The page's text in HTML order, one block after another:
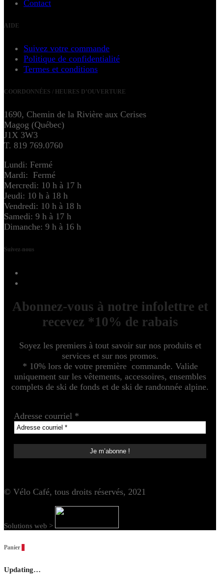
Contact
AIDE
Suivez votre commande
Politique de confidentialité
Termes et conditions
COORDONNÉES / HEURES D’OUVERTURE
1690, Chemin de la Rivière aux Cerises
Magog (Québec)
J1X 3W3
T. 819 769.0760
Lundi: Fermé
Mardi: Fermé
Mercredi: 10 h à 17 h
Jeudi: 10 h à 18 h
Vendredi: 10 h à 18 h
Samedi: 9 h à 17 h
Dimanche: 9 h à 16 h
Suivez-nous
Abonnez-vous à notre infolettre et
recevez *10% de rabais
Soyez les premiers à tout savoir sur nos produits et
services et sur nos promos.
* 10% lors de votre première commande. Valide
uniquement sur les vêtements, accessoires, ensembles
complets de ski de fonds et de ski de randonnée alpine.
Adresse courriel *
© Vélo Café, tous droits réservés, 2021
Solutions web >
Panier
Updating…